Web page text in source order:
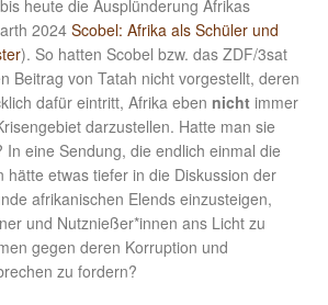
heute die Ausplünderung Afrikas
2024 Scobel: Afrika als Schüler und
). So hatten Scobel bzw. das ZDF/3sat
Beitrag von Tatah nicht vorgestellt, deren
dafür eintritt, Afrika eben nicht immer
darzustellen. Hatte man sie
In eine Sendung, die endlich einmal die
hätte etwas tiefer in die Diskussion der
afrikanischen Elends einzusteigen,
und Nutznießer*innen ans Licht zu
gegen deren Korruption und
zu fordern?